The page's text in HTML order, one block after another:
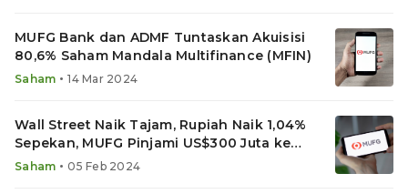
MUFG Bank dan ADMF Tuntaskan Akuisisi
80,6% Saham Mandala Multifinance (MFIN)
Saham • 14 Mar 2024
Wall Street Naik Tajam, Rupiah Naik 1,04%
Sepekan, MUFG Pinjami US$300 Juta ke
ADMF
Saham • 05 Feb 2024